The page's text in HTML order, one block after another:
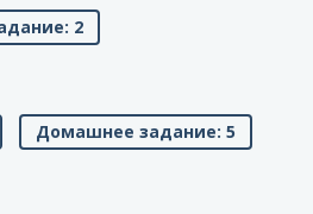
2
Домашнее задание: 5